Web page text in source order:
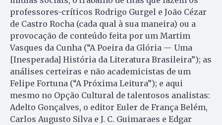
professores-críticos Rodrigo Gurgel e João Cézar
de Castro Rocha (cada qual à sua maneira) ou a
provocação de conteúdo feita por um Martim
Vasques da Cunha (“A Poeira da Glória — Uma
[Inesperada] História da Literatura Brasileira”); as
análises certeiras e não academicistas de um
Felipe Fortuna (“A Próxima Leitura”); e aqui
mesmo no Opção Cultural de talentosos analistas:
Adelto Gonçalves, o editor Euler de França Belém,
Carlos Augusto Silva e J. C. Guimaraes e Edgar